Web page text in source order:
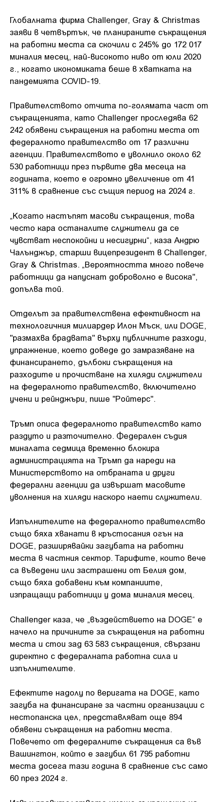
Глобалната фирма Challenger, Gray & Christmas
заяви в четвъртък, че планираните съкращения
на работни места са скочили с 245% до 172 017
миналия месец, най-високото ниво от юли 2020
г., когато икономиката беше в хватката на
пандемията COVID-19.
Правителството отчита по-голямата част от
съкращенията, като Challenger проследява 62
242 обявени съкращения на работни места от
федералното правителство от 17 различни
агенции. Правителството е уволнило около 62
530 работници през първите два месеца на
годината, което е огромно увеличение от 41
311% в сравнение със същия период на 2024 г.
„Когато настъпят масови съкращения, това
често кара останалите служители да се
чувстват неспокойни и несигурни“, каза Андрю
Чалънджър, старши вицепрезидент в Challenger,
Gray & Christmas. „Вероятността много повече
работници да напуснат доброволно е висока",
допълва той.
Отделът за правителствена ефективност на
технологичния милиардер Илон Мъск, или DOGE,
"размахва брадвата" върху публичните разходи,
упражнение, което доведе до замразяване на
финансирането, дълбоки съкращения на
разходите и прочистване на хиляди служители
на федералното правителство, включително
учени и рейнджъри, пише "Ройтерс".
Тръмп описа федералното правителство като
раздуто и разточително. Федерален съдия
миналата седмица временно блокира
администрацията на Тръмп да нареди на
Министерството на отбраната и други
федерални агенции да извършат масовите
уволнения на хиляди наскоро наети служители.
Изпълнителите на федералното правителство
също бяха хванати в кръстосания огън на
DOGE, разширявайки загубата на работни
места в частния сектор. Тарифите, които вече
са въведени или застрашени от Белия дом,
също бяха добавени към компаниите,
изпращащи работници у дома миналия месец.
Challenger каза, че „въздействието на DOGE“ е
начело на причините за съкращения на работни
места и стои зад 63 583 съкращения, свързани
директно с федералната работна сила и
изпълнителите.
Ефектите надолу по веригата на DOGE, като
загуба на финансиране за частни организации с
нестопанска цел, представляват още 894
обявени съкращения на работни места.
Повечето от федералните съкращения са във
Вашингтон, който е загубил 61 795 работни
места досега тази година в сравнение със само
60 през 2024 г.